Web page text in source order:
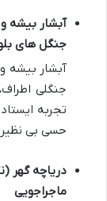
آبشار بیشه
جنگل های
آبشار بیشه
جنگلی
تجربه
حسی بی نظیر
دریاچه گهر
ماجراجویی